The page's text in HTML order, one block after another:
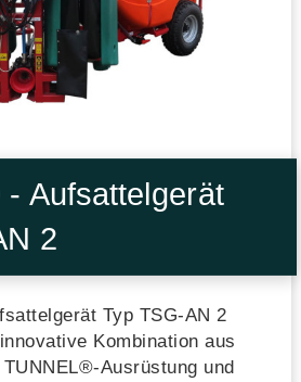
Aufsattelgerät
2
Typ TSG-AN 2
Kombination aus
Ausrüstung und